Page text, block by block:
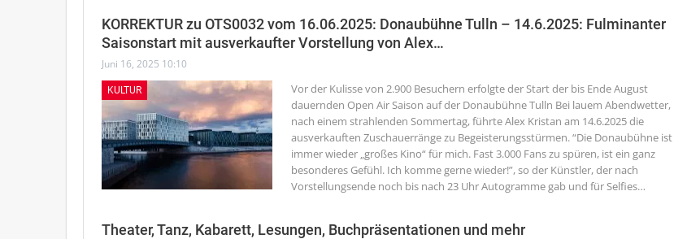
KORREKTUR zu OTS0032 vom 16.06.2025: Donaubühne Tulln – 14.6.2025: Fulminanter
Saisonstart mit ausverkaufter Vorstellung von Alex…
Juni 16, 2025 10:10
KULTUR
Vor der Kulisse von 2.900 Besuchern erfolgte der Start der bis Ende August
dauernden Open Air Saison auf der Donaubühne Tulln Bei lauem Abendwetter,
nach einem strahlenden Sommertag, führte Alex Kristan am 14.6.2025 die
ausverkauften Zuschauerränge zu Begeisterungsstürmen. “Die Donaubühne ist
immer wieder „großes Kino“ für mich. Fast 3.000 Fans zu spüren, ist ein ganz
besonderes Gefühl. Ich komme gerne wieder!”, so der Künstler, der nach
Vorstellungsende noch bis nach 23 Uhr Autogramme gab und für Selfies…
Theater, Tanz, Kabarett, Lesungen, Buchpräsentationen und mehr